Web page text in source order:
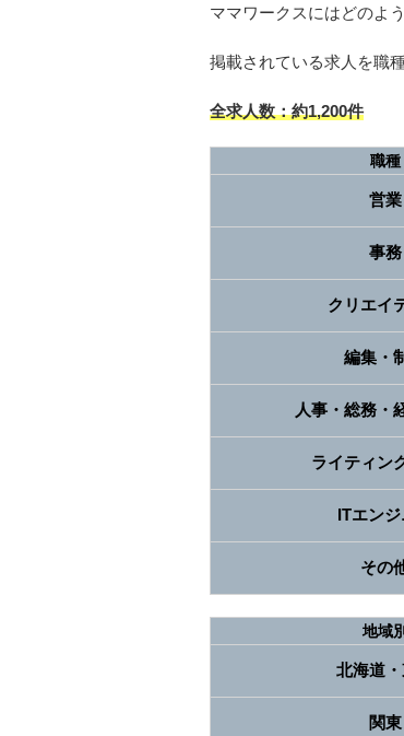
ママワークスにはどのよ
掲載されている求人を職
全求人数：約1,200件
職種
営業
事務
クリエイ
編集・
人事・総務・
ライティン
ITエン
その
地域別
北海道
関東